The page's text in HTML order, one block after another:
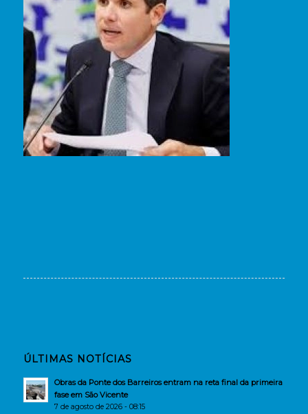
ÚLTIMAS NOTÍCIAS
Obras da Ponte dos Barreiros entram na reta final da primeira
fase em São Vicente
7 de agosto de 2026 - 08:15